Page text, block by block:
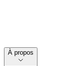
À propos